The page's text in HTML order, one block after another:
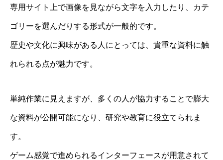
専用サイト上で画像を見ながら文字を入力したり、カテ
ゴリーを選んだりする形式が一般的です。
歴史や文化に興味がある人にとっては、貴重な資料に触
れられる点が魅力です。
単純作業に見えますが、多くの人が協力することで膨大
な資料が公開可能になり、研究や教育に役立てられま
す。
ゲーム感覚で進められるインターフェースが用意されて